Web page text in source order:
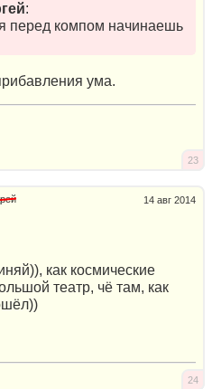
:
перед компом начинаешь
ума.
23
14 авг 2014
как космические
театр, чё там, как
24